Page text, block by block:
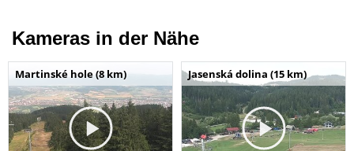
Kameras in der Nähe
Martinské hole (8 km) Jasenská dolina (15 km)